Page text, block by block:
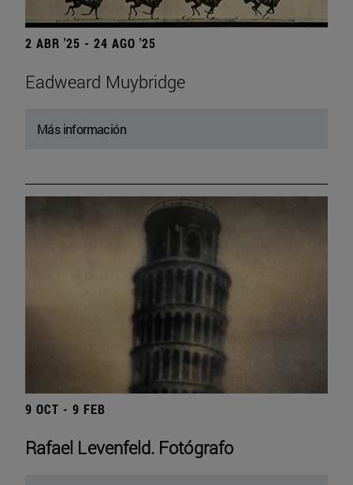
2 ABR '25 - 24 AGO '25
Eadweard Muybridge
Más información
9 OCT - 9 FEB
Rafael Levenfeld. Fotógrafo